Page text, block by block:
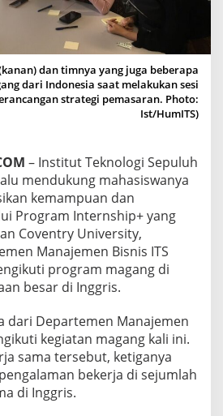
I
N
G
A
L
M
A
G
A
G
K
E
R
A
D
I
P
E
R
U
dan timnya yang juga beberapa
dari Indonesia saat melakukan sesi
strategi pemasaran. Photo:
Ist/HumITS)
– Institut Teknologi Sepuluh
mendukung mahasiswanya
kemampuan dan
Program Internship+ yang
Coventry University,
Manajemen Bisnis ITS
program magang di
besar di Inggris.
dari Departemen Manajemen
kegiatan magang kali ini.
sama tersebut, ketiganya
bekerja di sejumlah
di Inggris.